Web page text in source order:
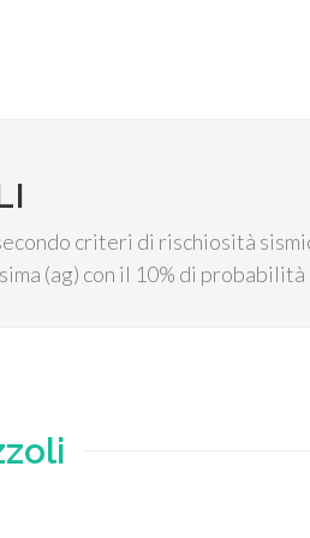
criteri di rischiosità
(ag) con il 10% di